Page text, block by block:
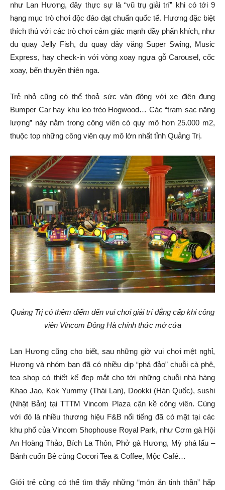
như Lan Hương, đây thực sự là “vũ trụ giải trí” khi có tới 9
hạng mục trò chơi độc đáo đạt chuẩn quốc tế. Hương đặc biệt
thích thú với các trò chơi cảm giác mạnh đầy phấn khích, như
đu quay Jelly Fish, đu quay dây văng Super Swing, Music
Express, hay check-in với vòng xoay ngựa gỗ Carousel, cốc
xoay, bến thuyền thiên nga.
Trẻ nhỏ cũng có thể thoả sức vận động với xe điện đụng
Bumper Car hay khu leo trèo Hogwood… Các “trạm sạc năng
lượng” này nằm trong công viên có quy mô hơn 25.000 m2,
thuộc top những công viên quy mô lớn nhất tỉnh Quảng Trị.
Quảng Trị có thêm điểm đến vui chơi giải trí đẳng cấp khi công
viên Vincom Đông Hà chính thức mở cửa
Lan Hương cũng cho biết, sau những giờ vui chơi mệt nghỉ,
Hương và nhóm bạn đã có nhiều dịp “phá đảo” chuỗi cà phê,
tea shop có thiết kế đẹp mắt cho tới những chuỗi nhà hàng
Khao Jao, Kok Yummy (Thái Lan), Dookki (Hàn Quốc), sushi
(Nhật Bản) tại TTTM Vincom Plaza cận kề công viên. Cùng
với đó là nhiều thương hiệu F&B nổi tiếng đã có mặt tại các
khu phố của Vincom Shophouse Royal Park, như Cơm gà Hội
An Hoàng Thảo, Bích La Thôn, Phở gà Hương, Mỳ phá lấu –
Bánh cuốn Bê cùng Cocori Tea & Coffee, Mộc Café…
Giới trẻ cũng có thể tìm thấy những “món ăn tinh thần” hấp